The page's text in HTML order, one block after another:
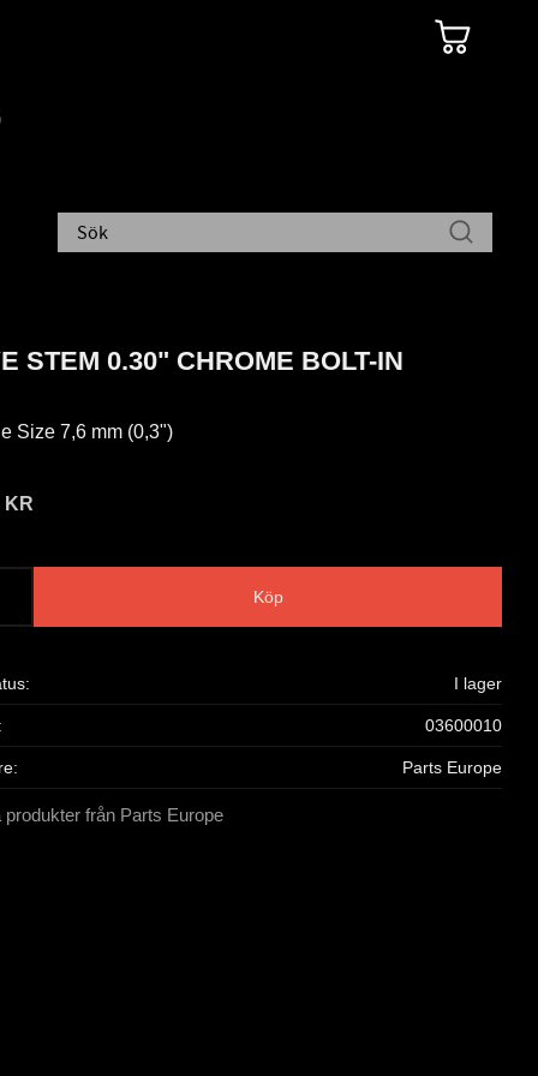
STEM 0.30" CHROME BOLT-IN
Size 7,6 mm (0,3")
KR
Köp
I lager
03600010
Parts Europe
produkter från Parts Europe